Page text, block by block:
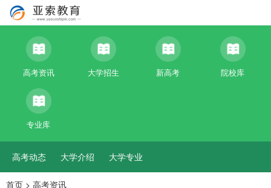
高考资讯 大学招生 新高考 院校库
专业库
高考动态 大学介绍 大学专业
首页 > 高考资讯